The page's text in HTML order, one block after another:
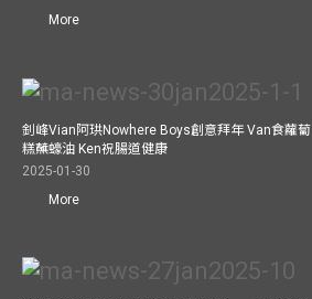
More
釗峰Vian阿珙Nowhere Boys創意拜年 Van食蘿蔔
糕蘸蠔油 Ken祝腸道健康
2025-01-30
More